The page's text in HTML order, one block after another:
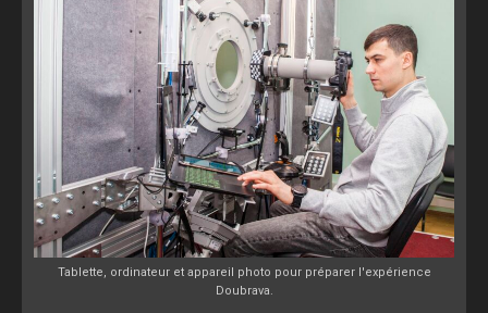
Tablette, ordinateur et appareil photo pour préparer l'expérience
Doubrava.